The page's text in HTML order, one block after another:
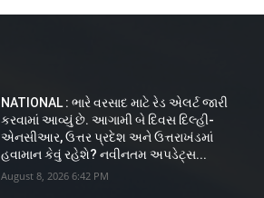
NATIONAL : ભારે વરસાદ માટે રેડ એલર્ટ જારી
કરવામાં આવ્યું છે. આગામી બે દિવસ દિલ્હી-
એનસીઆર, ઉત્તર પ્રદેશ અને ઉત્તરાખંડમાં
હવામાન કેવું રહેશે? નવીનતમ અપડેટ્સ...
August 8, 2026 6:42 PM